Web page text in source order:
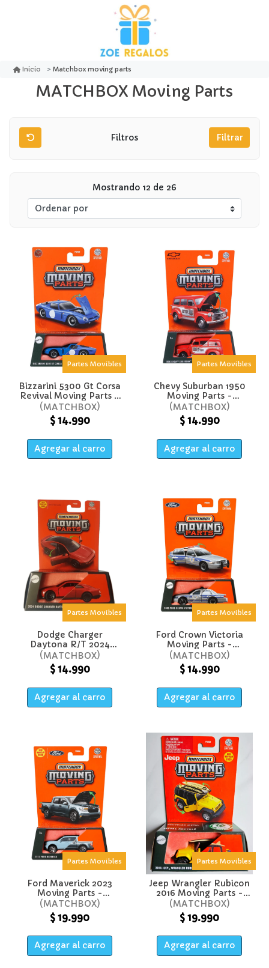
Inicio Matchbox moving parts
MATCHBOX Moving Parts
Filtros Filtrar
Mostrando 12 de 26
Partes Movibles
Bizzarini 5300 Gt Corsa
Revival Moving Parts -
Matchbox
MATCHBOX
$ 14.990
Agregar al carro
Partes Movibles
Chevy Suburban 1950
Moving Parts -
Matchbox
MATCHBOX
$ 14.990
Agregar al carro
Partes Movibles
Dodge Charger
Daytona R/t 2024
Moving Parts -
Matchbox
MATCHBOX
$ 14.990
Agregar al carro
Partes Movibles
Ford Crown Victoria
Moving Parts -
Matchbox
MATCHBOX
$ 14.990
Agregar al carro
Partes Movibles
Ford Maverick 2023
Moving Parts -
Matchbox
MATCHBOX
$ 19.990
Agregar al carro
Partes Movibles
Jeep Wrangler Rubicon
2016 Moving Parts -
Matchbox
MATCHBOX
$ 19.990
Agregar al carro